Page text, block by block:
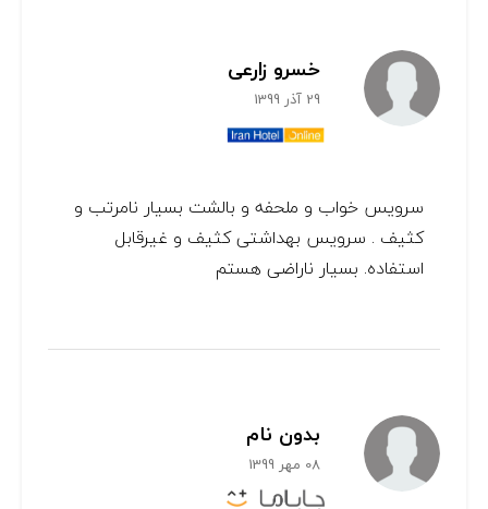
خسرو زارعی
29 آذر 1399
سرویس خواب و ملحفه و بالشت بسیار نامرتب و
کثیف . سرویس بهداشتی کثیف و غیرقابل
استفاده. بسیار ناراضی هستم
بدون نام
08 مهر 1399